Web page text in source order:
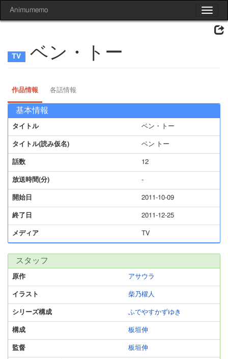
Toggle
Animumemo
ベン・トー
作品情報 各話情報
基本情報
タイトル ベン・トー
タイトル(読み仮名) ベン トー
話数 12
放送時間(分) -
開始日 2011-10-09
終了日 2011-12-25
メディア TV
スタッフ
原作 アサウラ
イラスト 柴乃櫂人
シリーズ構成 ふでやすかずゆき
構成 板垣伸
監督 板垣伸